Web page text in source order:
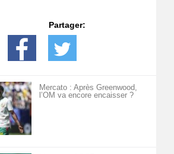
Partager:
Mercato : Après Greenwood,
l’OM va encore encaisser ?